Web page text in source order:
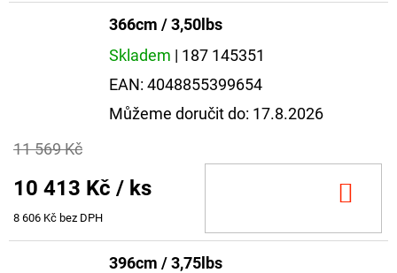
366cm / 3,50lbs
Skladem | 187 145351
EAN: 4048855399654
Můžeme doručit do: 17.8.2026
11 569 Kč
10 413 Kč / ks
8 606 Kč bez DPH
396cm / 3,75lbs